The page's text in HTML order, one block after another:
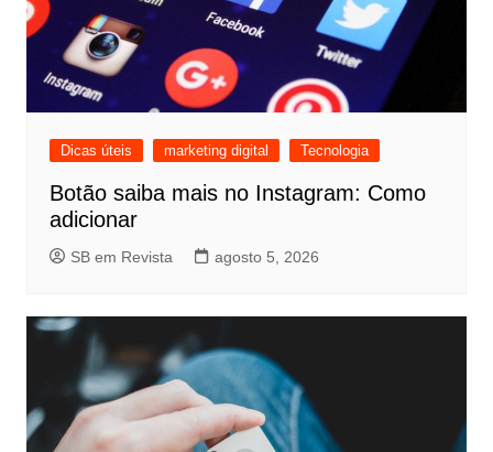
Dicas úteis marketing digital Tecnologia
Botão saiba mais no Instagram: Como
adicionar
SB em Revista agosto 5, 2026